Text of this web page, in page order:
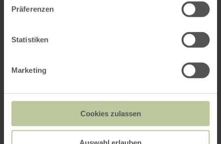
Präferenzen
Statistiken
Marketing
Cookies zulassen
Anreise planen
Das könnte auch
noch interessant
sein